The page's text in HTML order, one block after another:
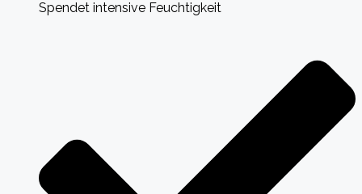
Spendet intensive Feuchtigkeit